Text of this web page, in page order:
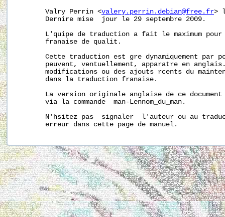
       Valry Perrin <
valery.perrin.debian@free.fr>
       Dernire mise  jour le 29 septembre 2009.
L'quipe de traduction a fait le maximum
       franaise de qualit.
Cette traduction est gre dynamiquement par
peuvent, ventuellement, apparatre en
modifications ou des ajouts rcents du
       dans la traduction franaise.
La version originale anglaise de ce
       via la commande  man-Lennom_du_man.
N'hsitez pas  signaler  l'auteur ou au